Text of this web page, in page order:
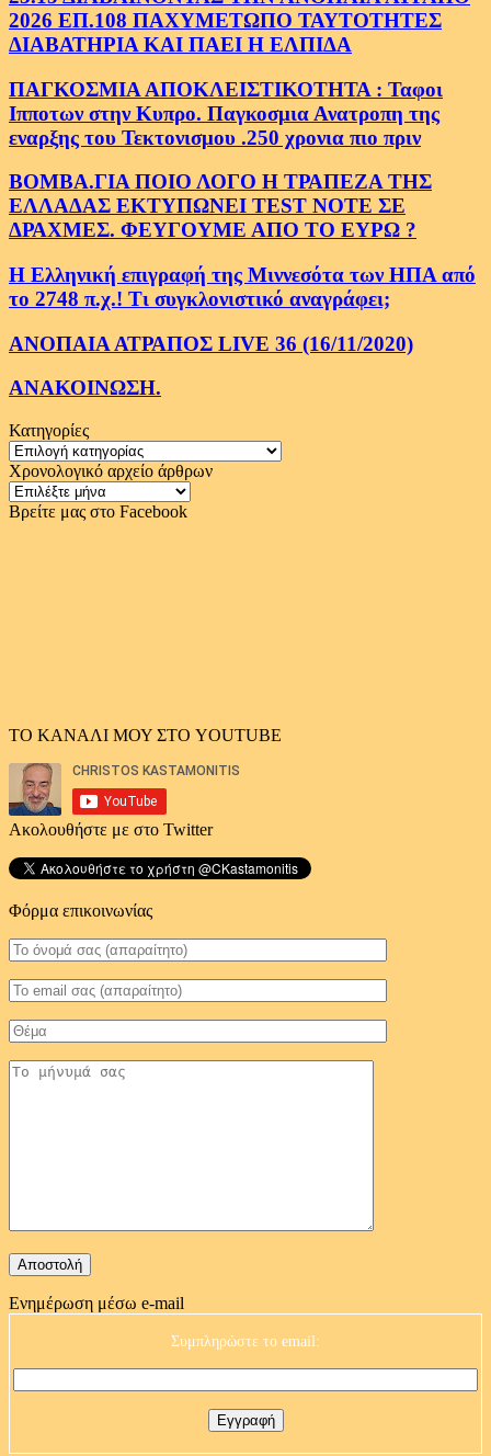
2026 ΕΠ.108 ΠΑΧΥΜΕΤΩΠΟ ΤΑΥΤΟΤΗΤΕΣ
ΔΙΑΒΑΤΗΡΙΑ ΚΑΙ ΠΑΕΙ Η ΕΛΠΙΔΑ
ΠΑΓΚΟΣΜΙΑ ΑΠΟΚΛΕΙΣΤΙΚΟΤΗΤΑ : Ταφοι
Ιπποτων στην Κυπρο. Παγκοσμια Ανατροπη της
εναρξης του Τεκτονισμου .250 χρονια πιο πριν
ΒΟΜΒΑ.ΓΙΑ ΠΟΙΟ ΛΟΓΟ Η ΤΡΑΠΕΖΑ ΤΗΣ
ΕΛΛΑΔΑΣ ΕΚΤΥΠΩΝΕΙ TEST NOTE ΣΕ
ΔΡΑΧΜΕΣ. ΦΕΥΓΟΥΜΕ ΑΠΟ ΤΟ ΕΥΡΩ ?
Η Ελληνική επιγραφή της Μιννεσότα των ΗΠΑ από
το 2748 π.χ.! Τι συγκλονιστικό αναγράφει;
ΑΝΟΠΑΙΑ ΑΤΡΑΠΟΣ LIVE 36 (16/11/2020)
ΑΝΑΚΟΙΝΩΣΗ.
Κατηγορίες
Κατηγορίες
Χρονολογικό αρχείο άρθρων
Χρονολογικό
αρχείο
Βρείτε μας στο Facebook
ΤΟ ΚΑΝΑΛΙ ΜΟΥ ΣΤΟ YOUTUBE
Ακολουθήστε με στο Twitter
Φόρμα επικοινωνίας
Ενημέρωση μέσω e-mail
Συμπληρώστε το email: